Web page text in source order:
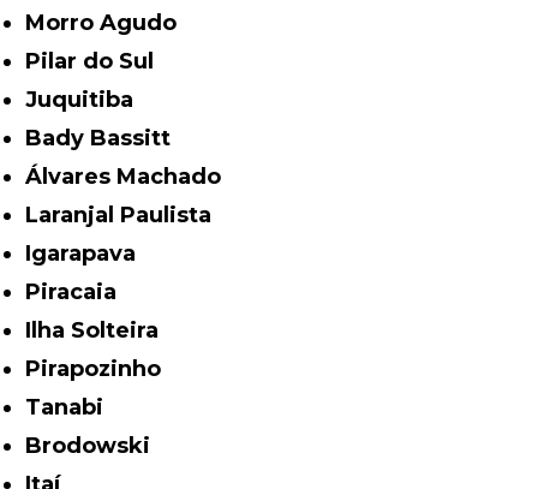
Morro Agudo
Pilar do Sul
Juquitiba
Bady Bassitt
Álvares Machado
Laranjal Paulista
Igarapava
Piracaia
Ilha Solteira
Pirapozinho
Tanabi
Brodowski